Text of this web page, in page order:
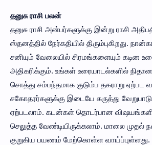
தனுசு ராசி பலன்
தனுசு ராசி அன்பர்களுக்கு இன்று ராசி
ஸ்தனத்தில் நேர்கதியில் திரும்புகிறது.
சனியும் வேலையில் சிரமங்களையும் கடின
அதிகரிக்கும். உங்கள் உரையாடல்களில்
சொத்து சம்பந்தமாக குடும்ப தகராறு ஏற்பட
சகோதரர்களுக்கு இடையே கருத்து
ஏற்படலாம். கடன்கள் தொடர்பான
செலுத்த வேண்டியிருக்கலாம். மாலை முதல்
குறுகிய பயணம் மேற்கொள்ள வாய்ப்புள்ளது.